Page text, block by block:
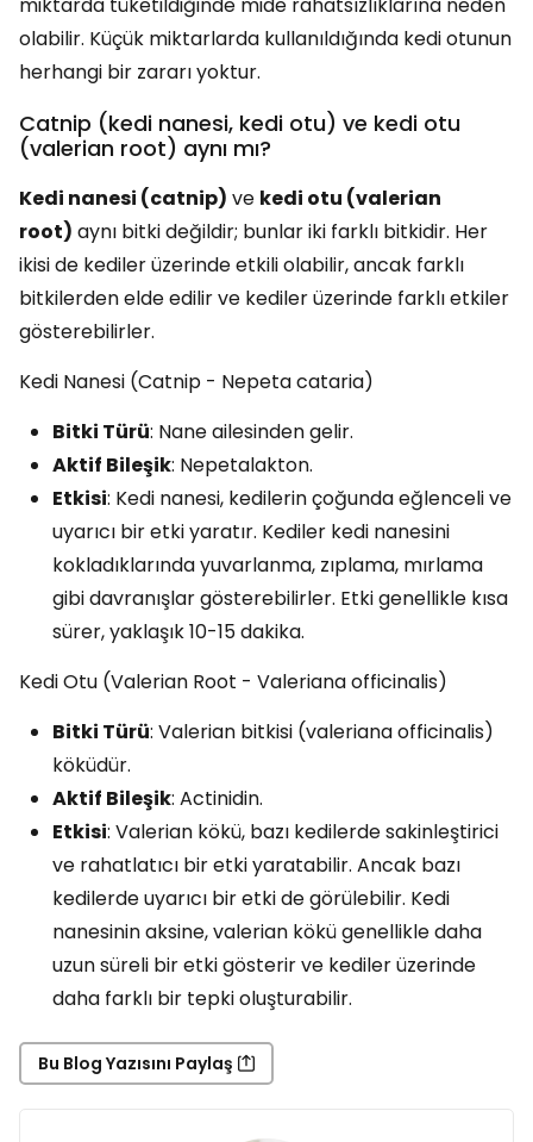
olabilir. Küçük miktarlarda kullanıldığında kedi otunun
herhangi bir zararı yoktur.
Catnip (kedi nanesi, kedi otu) ve kedi otu
(valerian root) aynı mı?
Kedi nanesi (catnip) ve kedi otu (valerian
root) aynı bitki değildir; bunlar iki farklı bitkidir. Her
ikisi de kediler üzerinde etkili olabilir, ancak farklı
bitkilerden elde edilir ve kediler üzerinde farklı etkiler
gösterebilirler.
Kedi Nanesi (Catnip - Nepeta cataria)
Bitki Türü: Nane ailesinden gelir.
Aktif Bileşik: Nepetalakton.
Etkisi: Kedi nanesi, kedilerin çoğunda eğlenceli ve
uyarıcı bir etki yaratır. Kediler kedi nanesini
kokladıklarında yuvarlanma, zıplama, mırlama
gibi davranışlar gösterebilirler. Etki genellikle kısa
sürer, yaklaşık 10-15 dakika.
Kedi Otu (Valerian Root - Valeriana officinalis)
Bitki Türü: Valerian bitkisi (valeriana officinalis)
köküdür.
Aktif Bileşik: Actinidin.
Etkisi: Valerian kökü, bazı kedilerde sakinleştirici
ve rahatlatıcı bir etki yaratabilir. Ancak bazı
kedilerde uyarıcı bir etki de görülebilir. Kedi
nanesinin aksine, valerian kökü genellikle daha
uzun süreli bir etki gösterir ve kediler üzerinde
daha farklı bir tepki oluşturabilir.
Bu Blog Yazısını Paylaş